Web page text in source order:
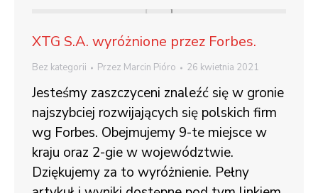
XTG S.A. wyróżnione przez Forbes.
Bez kategorii Przez Marcin Pióro 26 kwietnia 2021
Jesteśmy zaszczyceni znaleźć się w gronie
najszybciej rozwijających się polskich firm
wg Forbes. Obejmujemy 9-te miejsce w
kraju oraz 2-gie w województwie.
Dziękujemy za to wyróżnienie. Pełny